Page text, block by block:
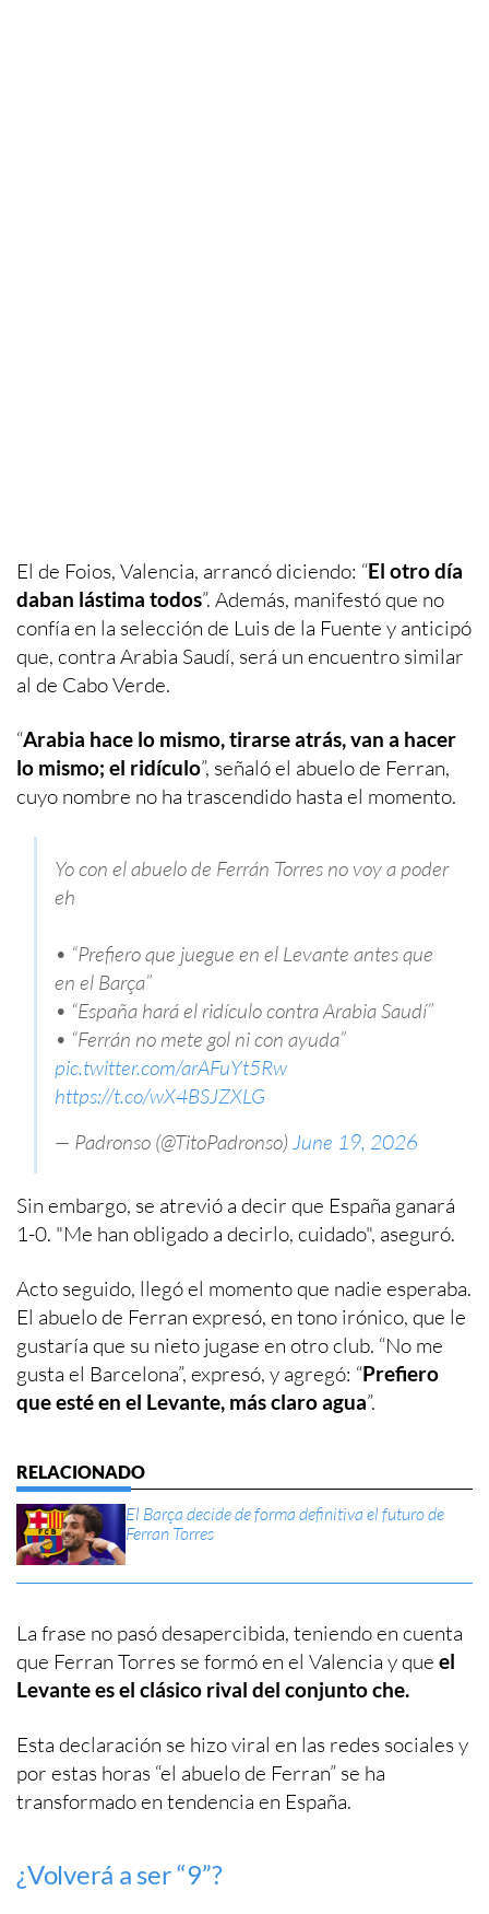
El de Foios, Valencia, arrancó diciendo: “El otro día
daban lástima todos”. Además, manifestó que no
confía en la selección de Luis de la Fuente y anticipó
que, contra Arabia Saudí, será un encuentro similar
al de Cabo Verde.
“Arabia hace lo mismo, tirarse atrás, van a hacer
lo mismo; el ridículo”, señaló el abuelo de Ferran,
cuyo nombre no ha trascendido hasta el momento.
Yo con el abuelo de Ferrán Torres no voy a poder
eh
• “Prefiero que juegue en el Levante antes que
en el Barça”
• “España hará el ridículo contra Arabia Saudí”
• “Ferrán no mete gol ni con ayuda”
pic.twitter.com/arAFuYt5Rw
https://t.co/wX4BSJZXLG
— Padronso (@TitoPadronso) June 19, 2026
Sin embargo, se atrevió a decir que España ganará
1-0. "Me han obligado a decirlo, cuidado", aseguró.
Acto seguido, llegó el momento que nadie esperaba.
El abuelo de Ferran expresó, en tono irónico, que le
gustaría que su nieto jugase en otro club. “No me
gusta el Barcelona”, expresó, y agregó: “Prefiero
que esté en el Levante, más claro agua”.
El Barça decide de forma definitiva el futuro de
Ferran Torres
La frase no pasó desapercibida, teniendo en cuenta
que Ferran Torres se formó en el Valencia y que el
Levante es el clásico rival del conjunto che.
Esta declaración se hizo viral en las redes sociales y
por estas horas “el abuelo de Ferran” se ha
transformado en tendencia en España.
¿Volverá a ser “9”?